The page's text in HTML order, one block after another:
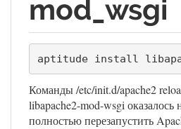
mod_wsgi
Команды /etc/init.d/apache2
libapache2-mod-wsgi
полностью перезапустить